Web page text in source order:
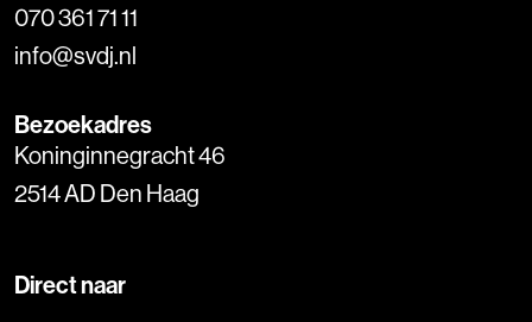
070 361 71 11
info@svdj.nl
Bezoekadres
Koninginnegracht 46
2514 AD Den Haag
Direct naar